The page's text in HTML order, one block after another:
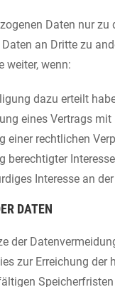
Daten nur
an Dritte zu
weiter, wenn:
dazu erteilt
eines Vertrags
einer rechtlichen
berechtigter
Interesse an
DATEN
der
zur Erreichung